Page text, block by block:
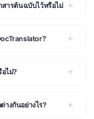
สารต้นฉบับไว้หรือไม่
ไม่?
างกันอย่างไร?